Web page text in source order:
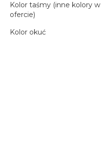
Kolor taśmy (inne kolory w
ofercie)
Kolor okuć